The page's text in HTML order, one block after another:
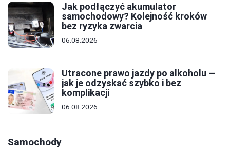
Jak podłączyć akumulator
samochodowy? Kolejność kroków
bez ryzyka zwarcia
06.08.2026
Utracone prawo jazdy po alkoholu —
jak je odzyskać szybko i bez
komplikacji
06.08.2026
Samochody